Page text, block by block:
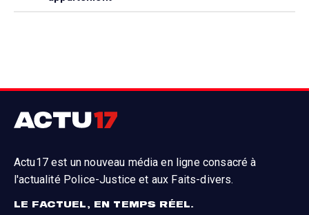
Actu17 est un nouveau média en ligne consacré à
l'actualité Police-Justice et aux Faits-divers.
LE FACTUEL, EN TEMPS RÉEL.